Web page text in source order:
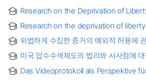
Research on the Deprivation of
China : 중국 <형사소송법>상 피의자 인
관한 연구
Research on the deprivation of
suspects : focusing on pre-trial
China
위법하게 수집한 증거의 예외적 허용에
예외를 중심으로
미국 압수수색제도의 법리와 시사점에
Das Videoprotokoll als Perspektive